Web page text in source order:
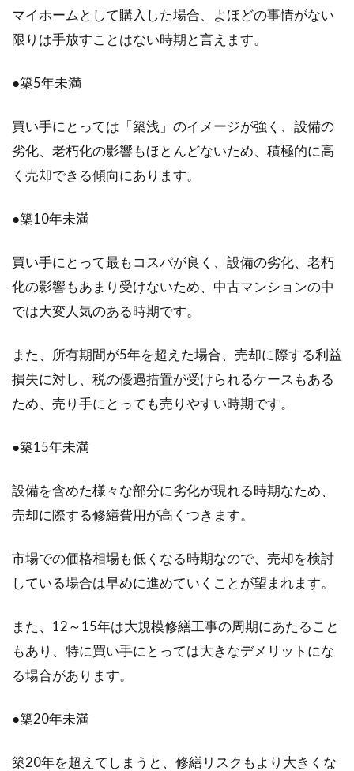
方もいるかと...
アパートやマンションのベランダには、隣戸と
仕切り板...
マイホームとして購入した場合、よほどの事情がない
限りは手放すことはない時期と言えます。
●築5年未満
買い手にとっては「築浅」のイメージが強く、設備の
劣化、老朽化の影響もほとんどないため、積極的に高
く売却できる傾向にあります。
●築10年未満
買い手にとって最もコスパが良く、設備の劣化、老朽
化の影響もあまり受けないため、中古マンションの中
では大変人気のある時期です。
また、所有期間が5年を超えた場合、売却に際する利益
損失に対し、税の優遇措置が受けられるケースもある
ため、売り手にとっても売りやすい時期です。
●築15年未満
設備を含めた様々な部分に劣化が現れる時期なため、
売却に際する修繕費用が高くつきます。
市場での価格相場も低くなる時期なので、売却を検討
している場合は早めに進めていくことが望まれます。
また、12～15年は大規模修繕工事の周期にあたること
もあり、特に買い手にとっては大きなデメリットにな
る場合があります。
●築20年未満
築20年を超えてしまうと、修繕リスクもより大きくな